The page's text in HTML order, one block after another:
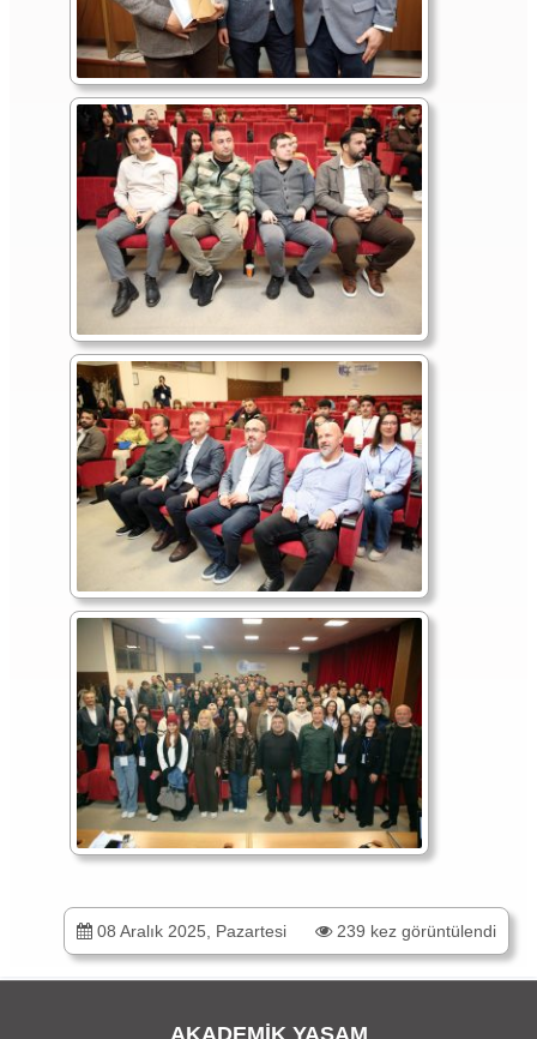
08 Aralık 2025, Pazartesi 239 kez görüntülendi
AKADEMİK YAŞAM